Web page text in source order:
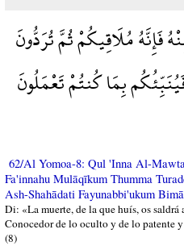
فَإِنَّهُ مُلَاقِيكُمْ ثُمَّ تُرَدُّونَ
بِمَا كُنتُمْ تَعْمَلُونَ
62/Al Yomoa-8: Qul 'Inna Al-
Fa'innahu Mulāqīkum Thumma
Ash-Shahādati Fayunabbi'ukum
Di: «La muerte, de la que huís, os
Conocedor de lo oculto y de lo patente
(8)